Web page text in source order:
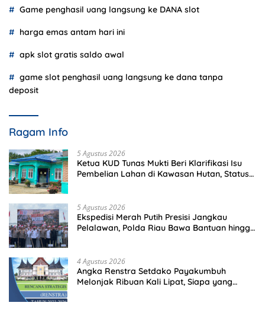
Game penghasil uang langsung ke DANA slot
harga emas antam hari ini
apk slot gratis saldo awal
game slot penghasil uang langsung ke dana tanpa
deposit
Ragam Info
5 Agustus 2026
Ketua KUD Tunas Mukti Beri Klarifikasi Isu
Pembelian Lahan di Kawasan Hutan, Status
5 Agustus 2026
Ekspedisi Merah Putih Presisi Jangkau
Pelalawan, Polda Riau Bawa Bantuan hingga
4 Agustus 2026
Angka Renstra Setdako Payakumbuh
Melonjak Ribuan Kali Lipat, Siapa yang